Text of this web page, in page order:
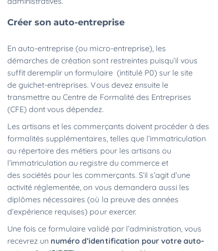
Créer son auto-entreprise
En auto-entreprise (ou micro-entreprise), les
démarches de création sont restreintes puisqu’il vous
suffit deremplir un formulaire (intitulé P0) sur le site
de guichet-entreprises. Vous devez ensuite le
transmettre au Centre de Formalité des Entreprises
(CFE) dont vous dépendez.
Les artisans et les commerçants doivent procéder à des
formalités supplémentaires, telles que l’immatriculation
au répertoire des métiers pour les artisans ou
l’immatriculation au registre du commerce et
des sociétés pour les commerçants. S’il s’agit d’une
activité réglementée, on vous demandera aussi les
diplômes nécessaires (où la preuve des années
d’expérience requises) pour exercer.
Une fois ce formulaire validé par l’administration, vous
recevrez un numéro d’identification pour votre auto-